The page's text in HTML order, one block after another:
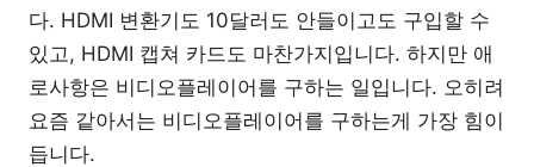
다. HDMI 변환기도 10달러도 안들이고도 구입할 수
있고, HDMI 캡쳐 카드도 마찬가지입니다. 하지만 애
로사항은 비디오플레이어를 구하는 일입니다. 오히려
요즘 같아서는 비디오플레이어를 구하는게 가장 힘이
듭니다.